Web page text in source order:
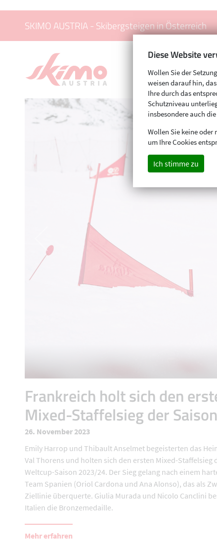
SKIMO AUSTRIA - Skibergsteigen in Österreich
Frankreich holt sich den
Mixed-Staffelsieg der Saison
26. November 2023
Emily Harrop und Thibault Anselmet begeisterten das
Val Thorens und holten sich den ersten Mixed-Staffelsieg
Weltcup-Saison 2023/24. Der Sieg gelang nach einem
Team Spanien (Oriol Cardona und Ana Alonso), das als
Ziellinie überquerte. Giulia Murada und Nicolo Canclini
Italien die Bronzemedaille.
Mehr erfahren
Diese Website
Wollen Sie der
weisen darauf hin,
Ihre durch das
Schutzniveau
insbesondere auch
Wollen Sie keine oder
um Ihre Cookies
Ich stimme zu